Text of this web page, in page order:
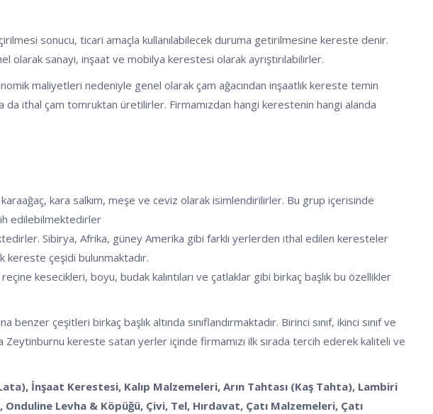
sonucu, ticari amaçla kullanılabilecek duruma getirilmesine kereste denir.
sanayi, inşaat ve mobilya kerestesi olarak ayrıştırılabilirler.
maliyetleri nedeniyle genel olarak çam ağacından inşaatlık kereste temin
da ithal çam tomruktan üretilirler. Firmamızdan hangi kerestenin hangi alanda
kara salkım, meşe ve ceviz olarak isimlendirilirler. Bu grup içerisinde
edilebilmektedirler
Sibirya, Afrika, güney Amerika gibi farklı yerlerden ithal edilen keresteler
kereste çeşidi bulunmaktadır.
kesecikleri, boyu, budak kalıntıları ve çatlaklar gibi birkaç başlık bu özellikler
çeşitleri birkaç başlık altında sınıflandırmaktadır. Birinci sınıf, ikinci sınıf ve
kereste satan yerler içinde firmamızı ilk sırada tercih ederek kaliteli ve
İnşaat Kerestesi, Kalıp Malzemeleri, Arın Tahtası (Kaş Tahta), Lambiri
Levha & Köpüğü, Çivi, Tel, Hırdavat, Çatı Malzemeleri, Çatı